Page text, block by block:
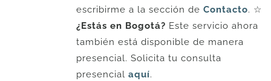
escribirme a la sección de Contacto. ☆
¿Estás en Bogotá? Este servicio ahora
también está disponible de manera
presencial. Solicita tu consulta
presencial aquí.